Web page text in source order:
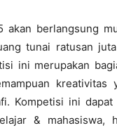
akan berlangsung
tunai ratusan
ini merupakan
kreativitas
Kompetisi ini
& mahasiswa,